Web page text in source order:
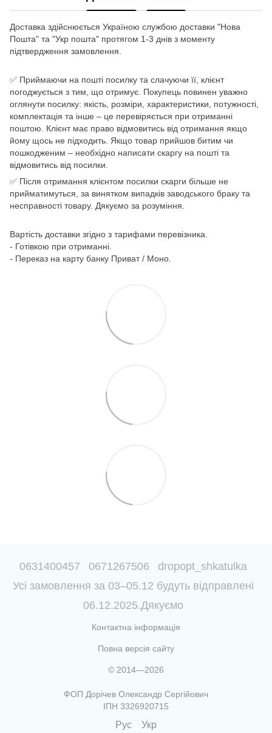
Доставка здійснюється Україною службою доставки "Нова
Пошта" та "Укр пошта" протягом 1-3 днів з моменту
підтвердження замовлення.
✅ Приймаючи на пошті посилку та слачуючи її, клієнт
погоджується з тим, що отримує. Покупець повинен уважно
оглянути посилку: якість, розміри, характеристики, потужності,
комплектація та інше – це перевіряється при отриманні
поштою. Клієнт має право відмовитись від отримання якщо
йому щось не підходить. Якщо товар прийшов битим чи
пошкодженим – необхідно написати скаргу на пошті та
відмовитись від посилки.
✅ Після отримання клієнтом посилки скарги більше не
прийматимуться, за винятком випадків заводського браку та
несправності товару. Дякуємо за розуміння.
Вартість доставки згідно з тарифами перевізника.
- Готівкою при отриманні.
- Переказ на карту банку Приват / Моно.
0631400457 0671267506
dropopt_shkatulka
Усі замовлення за 03–05.12 будуть відправлені
06.12.2025.Дякуємо
Контактна інформація
Повна версія сайту
© 2014—2026
ФОП Дорічев Олександр Сергійович
ІПН 3326920715
Рус Укр